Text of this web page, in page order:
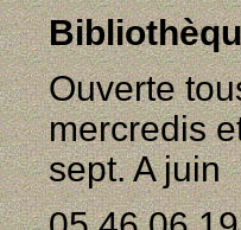
Ouverte
mercredis
sept. A juin